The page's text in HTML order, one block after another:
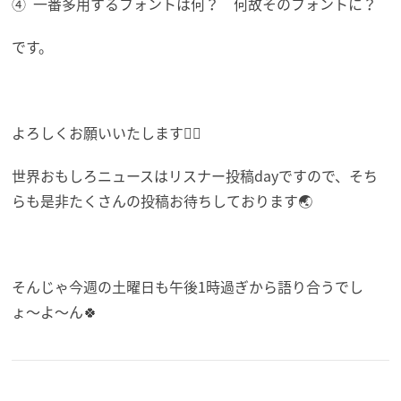
です。
よろしくお願いいたします🙇‍♀️
世界おもしろニュースはリスナー投稿dayですので、 そち
らも是非たくさんの投稿お待ちしております🌏
そんじゃ今週の土曜日も午後1時過ぎから語り合うでし
ょ〜よ〜ん🍀